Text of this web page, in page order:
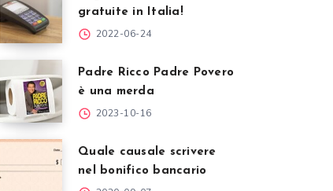
gratuite in Italia!
2022-06-24
Padre Ricco Padre Povero
è una merda
2023-10-16
Quale causale scrivere
nel bonifico bancario